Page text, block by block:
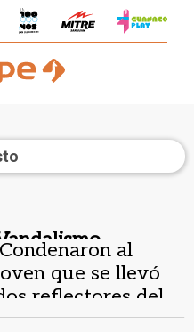
Condenaron al
que se llevó
reflectores del
al